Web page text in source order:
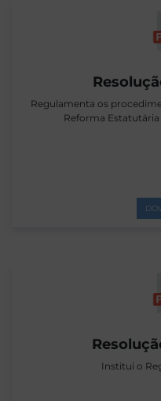
Regulamenta os
Reforma Estatutária
Institui o